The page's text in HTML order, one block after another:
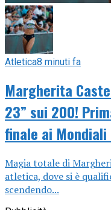
Atletica8 minuti fa
Margherita
23” sui 200!
finale ai Mondiali
Magia totale di
atletica, dove si è
scendendo...